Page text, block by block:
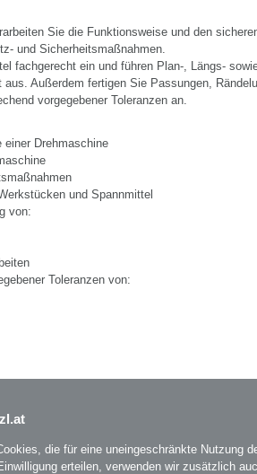
Sie die Funktionsweise und den
und Sicherheitsmaßnahmen.
fachgerecht ein und führen Plan-, Längs-
Außerdem fertigen Sie Passungen,
vorgegebener Toleranzen an.
einer Drehmaschine
und Spannmittel
von:
Toleranzen von:
die für eine uneingeschränkte Nutzung
erteilen, verwenden wir zusätzlich